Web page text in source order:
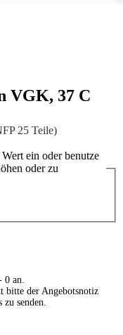
VGK, 37 C
25 Teile)
ein oder benutze
oder zu
0 an.
bitte der Angebotsnotiz
zu senden.